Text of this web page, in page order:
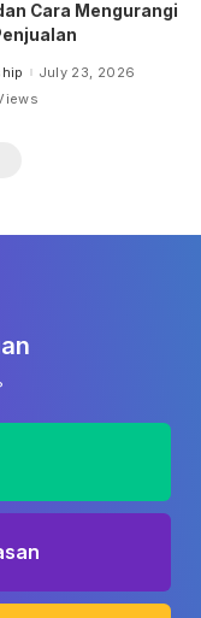
Cara Mengurangi
July 23, 2026